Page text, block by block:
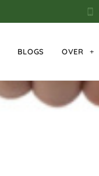
BLOGS OVER